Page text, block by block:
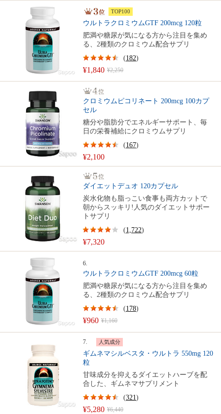
TOP100
ウルトラクロミウムGTF 200mcg 120粒
肥満や糖尿が気になる方から注目を集め
る、2種類のクロミウム配合サプリ
¥1,840 ¥2,250
(182)
クロミウムピコリネート 200mcg 100カプ
セル
糖分や脂肪分でエネルギーサポート、毎
日の栄養補給にクロミウムサプリ
¥2,100
(167)
ダイエットデュオ 120カプセル
炭水化物も脂っこい食事も両方カットで
朝からスッキリ!人気のダイエットサポー
トサプリ
¥7,320
(1,722)
6.
ウルトラクロミウムGTF 200mcg 60粒
肥満や糖尿が気になる方から注目を集め
る、2種類のクロミウム配合サプリ
¥960 ¥1,160
(178)
7. 人気成分
ギムネマシルベスタ・ウルトラ 550mg 120
粒
甘味成分を抑えるダイエットハーブを配
合した、ギムネマサプリメント
¥5,280 ¥6,440
(321 )